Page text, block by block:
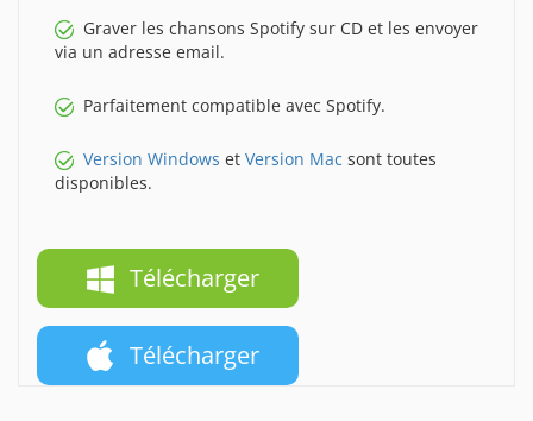
Graver les chansons Spotify sur CD et les envoyer
via un adresse email.
Parfaitement compatible avec Spotify.
Version Windows et Version Mac sont toutes
disponibles.
Télécharger
Télécharger